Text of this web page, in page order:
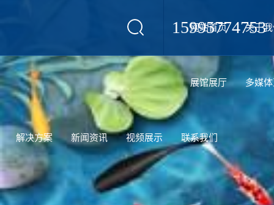
15995774753
网站首页 关于
展馆展厅 多媒
解决方案 新闻资讯 视频展示 联系我们